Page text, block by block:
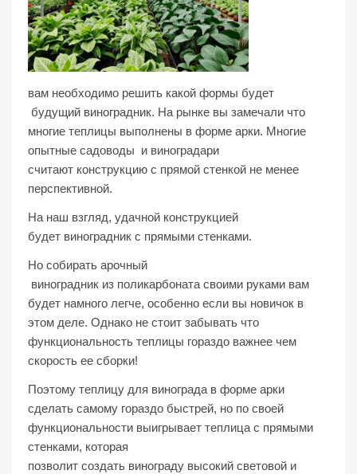
вам необходимо решить какой формы будет
будущий виноградник. На рынке вы замечали что
многие теплицы выполнены в форме арки. Многие
опытные садоводы и виноградари
считают конструкцию с прямой стенкой не менее
перспективной.
На наш взгляд, удачной конструкцией
будет виноградник с прямыми стенками.
Но собирать арочный
виноградник из поликарбоната своими руками вам
будет намного легче, особенно если вы новичок в
этом деле. Однако не стоит забывать что
функциональность теплицы гораздо важнее чем
скорость ее сборки!
Поэтому теплицу для винограда в форме арки
сделать самому гораздо быстрей, но по своей
функциональности выигрывает теплица с прямыми
стенками, которая
позволит создать винограду высокий световой и